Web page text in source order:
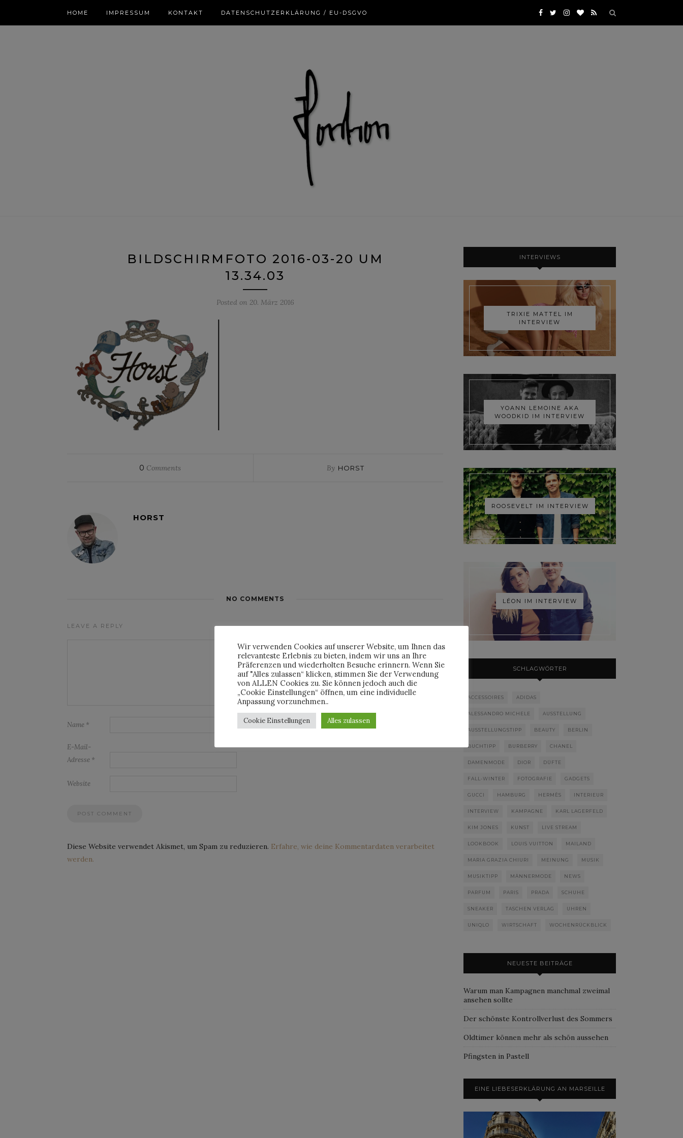
HOME IMPRESSUM KONTAKT DATENSCHUTZERKLÄRUNG / EU-DSGVO
BILDSCHIRMFOTO 2016-03-20 UM
13.34.03
Posted on 20. März 2016
0 Comments By HORST
HORST
NO COMMENTS
LEAVE A REPLY
Name *
E-Mail-
Adresse *
Website
Diese Website verwendet Akismet, um Spam zu reduzieren. Erfahre, wie deine Kommentardaten verarbeitet
werden.
INTERVIEWS
TRIXIE MATTEL IM
INTERVIEW
YOANN LEMOINE AKA
WOODKID IM INTERVIEW
ROOSEVELT IM INTERVIEW
LÉON IM INTERVIEW
SCHLAGWÖRTER
ACCESSOIRES ADIDAS
ALESSANDRO MICHELE AUSSTELLUNG
AUSSTELLUNGSTIPP BEAUTY BERLIN
BUCHTIPP BURBERRY CHANEL
DAMENMODE DIOR DÜFTE
FALL-WINTER FOTOGRAFIE GADGETS
GUCCI HAMBURG HERMÈS INTERIEUR
INTERVIEW KAMPAGNE KARL LAGERFELD
KIM JONES KUNST LIVE STREAM
LOOKBOOK LOUIS VUITTON MAILAND
MARIA GRAZIA CHIURI MEINUNG MUSIK
MUSIKTIPP MÄNNERMODE NEWS
PARFUM PARIS PRADA SCHUHE
SNEAKER TASCHEN VERLAG UHREN
UNIQLO WIRTSCHAFT WOCHENRÜCKBLICK
NEUESTE BEITRÄGE
Warum man Kampagnen manchmal zweimal
ansehen sollte
Der schönste Kontrollverlust des Sommers
Oldtimer können mehr als schön aussehen
Pfingsten in Pastell
EINE LIEBESERKLÄRUNG AN MARSEILLE
Wir verwenden Cookies auf unserer Website, um Ihnen das
relevanteste Erlebnis zu bieten, indem wir uns an Ihre
Präferenzen und wiederholten Besuche erinnern. Wenn Sie
auf "Alles zulassen“ klicken, stimmen Sie der Verwendung
von ALLEN Cookies zu. Sie können jedoch auch die
„Cookie Einstellungen“ öffnen, um eine individuelle
Anpassung vorzunehmen..
Cookie Einstellungen Alles zulassen